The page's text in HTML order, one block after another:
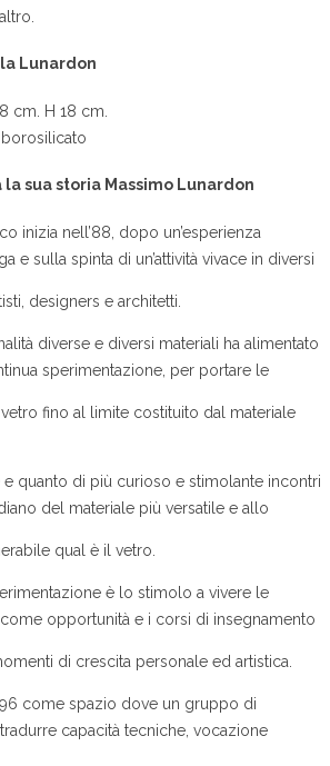
Lunardon
cm. H 18 cm.
borosilicato
la sua storia Massimo Lunardon
inizia nell’88, dopo un’esperienza
e sulla spinta di un’attività vivace in diversi
designers e architetti.
diverse e diversi materiali ha alimentato
sperimentazione, per portare le
fino al limite costituito dal materiale
e quanto di più curioso e stimolante incontri
del materiale più versatile e allo
qual è il vetro.
è lo stimolo a vivere le
opportunità e i corsi di insegnamento
di crescita personale ed artistica.
come spazio dove un gruppo di
capacità tecniche, vocazione